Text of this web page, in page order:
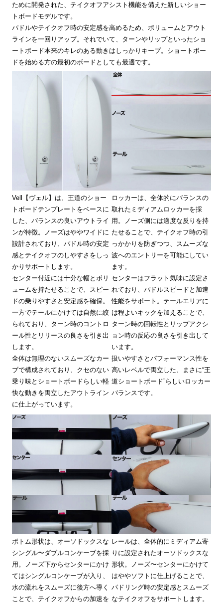
ために開発された、テイクオフアシスト機能を備えた新しいショー
トボードモデルです。
パドルやテイクオフ時の安定感を高めるため、ボリュームとアウト
ラインを一回りアップ。それでいて、ターンやリップといったショ
ートボード本来のキレのある動きはしっかりキープ。ショートボー
ドを始める方の最初のボードとしても最適です。
Vell【ヴェル】は、王道のショー
トボードテンプレートをベースに
した、バランスの良いアウトライ
ンが特徴。ノーズはややワイドに
設計されており、パドル時の安定
感とテイクオフのしやすさをしっ
かりサポートします。
センター付近には十分な幅とボリ
ュームを持たせることで、スピー
ドの乗りやすさと安定感を確保。
一方でテールにかけては自然に絞
られており、ターン時のコントロ
ール性とリリースの良さを引き出
します。
全体は無理のないスムーズなカー
ブで構成されており、クセのない
乗り味とショートボードらしい軽
快な動きを両立したアウトライン
に仕上がっています。
ロッカーは、全体的にバランスの
取れたミディアムロッカーを採
用。ノーズ側には適度な反りを持
たせることで、テイクオフ時の引
っかかりを防ぎつつ、スムーズな
波へのエントリーを可能にしてい
ます。
センターはフラット気味に設定さ
れており、パドルスピードと加速
性能をサポート。テールエリアに
は程よいキックを加えることで、
ターン時の回転性とリップアクシ
ョン時の反応の良さを引き出して
います。
扱いやすさとパフォーマンス性を
高いレベルで両立した、まさに“王
道ショートボード”らしいロッカー
バランスです。
ボトム形状は、オーソドックスな
シングル〜ダブルコンケーブを採
用。ノーズ下からセンターにかけ
てはシングルコンケーブが入り、
水の流れをスムーズに後方へ導く
ことで、テイクオフからの加速を
レールは、全体的にミディアム寄
りに設定されたオーソドックスな
形状。ノーズ〜センターにかけて
はややソフトに仕上げることで、
パドリング時の安定感とスムーズ
なテイクオフをサポートします。